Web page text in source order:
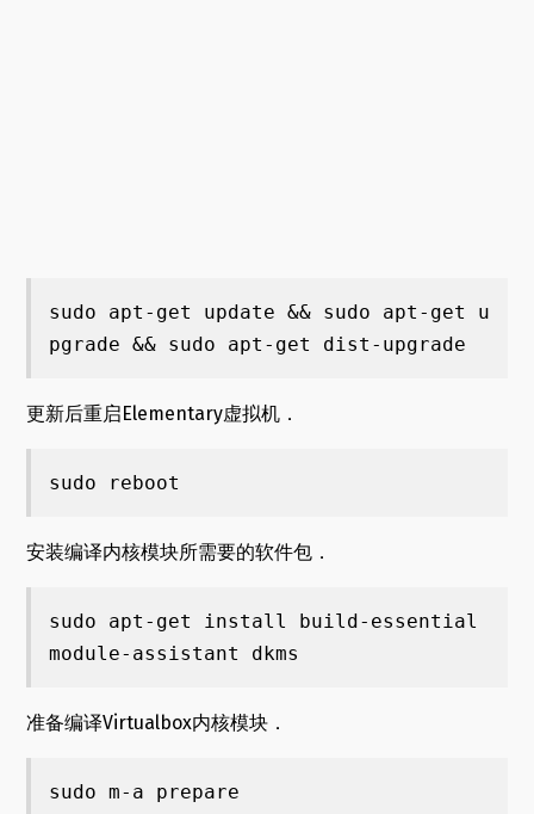
sudo apt-get update && sudo apt-get u
pgrade && sudo apt-get dist-upgrade
更新后重启Elementary虚拟机．
sudo reboot
安装编译内核模块所需要的软件包．
sudo apt-get install build-essential
module-assistant dkms
准备编译Virtualbox内核模块．
sudo m-a prepare